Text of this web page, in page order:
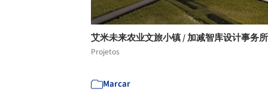
艾米未来农业文旅小镇 / 加减智库设计事务
Projetos
Marcar